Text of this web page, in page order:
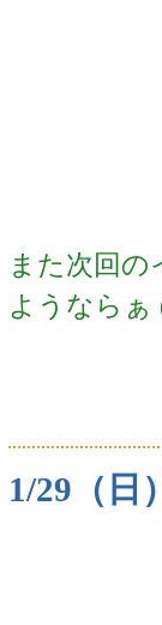
また次回
ようならぁ
1/29（